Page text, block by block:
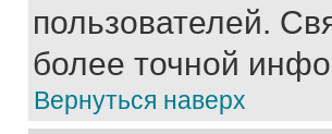
пользователей.
более точной
Вернуться наверх